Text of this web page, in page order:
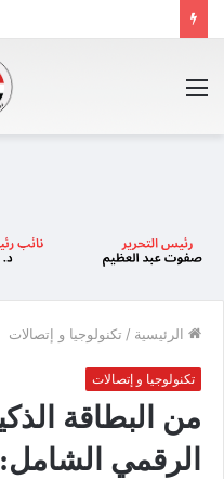
الرئيسية / تكنولوجيا و إتصالات
تكنولوجيا و إتصالات
من البطاقة
الرقمي